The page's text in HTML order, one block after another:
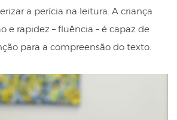
a perícia na leitura. A criança
e rapidez – fluência – é capaz de
para a compreensão do texto.